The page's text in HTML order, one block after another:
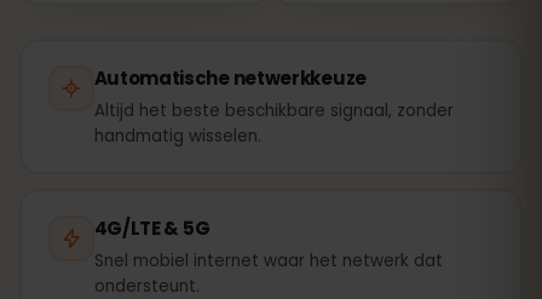
Automatische netwerkkeuze
Altijd het beste beschikbare signaal, zonder
handmatig wisselen.
4G/LTE & 5G
Snel mobiel internet waar het netwerk dat
ondersteunt.